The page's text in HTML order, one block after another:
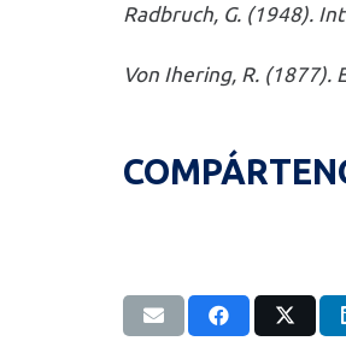
Radbruch, G. (1948).
Von Ihering, R. (1877).